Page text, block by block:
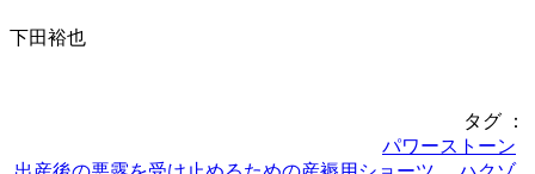
下田裕也
タグ ：
パワーストーン